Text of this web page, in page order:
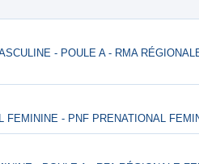
- POULE A - RMA
FEMININE - PNF PRENATIONAL